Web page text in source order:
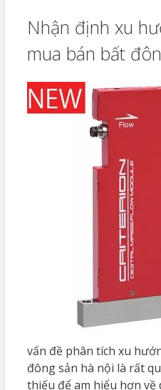
Nhận định xu
mua bán bất
vấn đề phân tích xu
đông sản hà nội là rất
thiếu để am hiểu hơn